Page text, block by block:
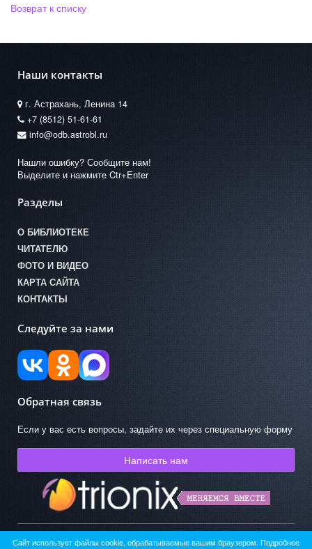
Возврат к списку
Наши контакты
г. Астрахань, Ленина 14
+7 (8512) 51-61-61
info@odb.astrobl.ru
Нашли ошибку? Сообщите нам!
Выделите и нажмите Ctr+Enter
Разделы
О БИБЛИОТЕКЕ
ЧИТАТЕЛЮ
ФОТО И ВИДЕО
КАРТА САЙТА
КОНТАКТЫ
Следуйте за нами
Обратная связь
Если у вас есть вопросы, задайте их через специальную форму
Написать нам
© ГКУК АО «Областная детская библиотека» 2026
Сайт использует файлы cookie, обрабатываемые вашим браузером. Подробнее